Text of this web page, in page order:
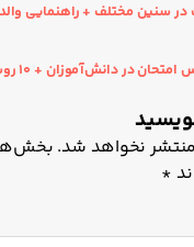
سنین مختلف + راهنمایی
در دانش‌آموزان + ۱۰ روش موثر
نخواهد شد.
*